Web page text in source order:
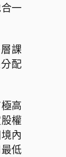
一
課
配
高
權
內
低